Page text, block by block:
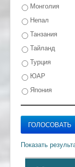
Монголия
Непал
Танзания
Тайланд
Турция
ЮАР
Япония